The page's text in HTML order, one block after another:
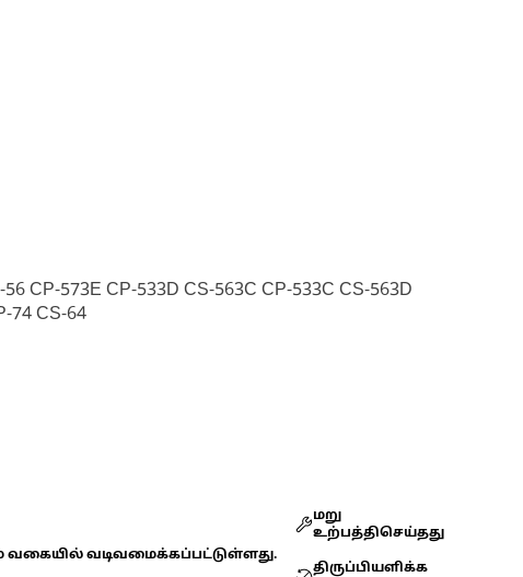
CP-573E CP-533D CS-563C CP-533C CS-563D
74 CS-64
வகையில் வடிவமைக்கப்பட்டுள்ளது.
மறு
உற்பத்திசெய்தது
திருப்பியளிக்க